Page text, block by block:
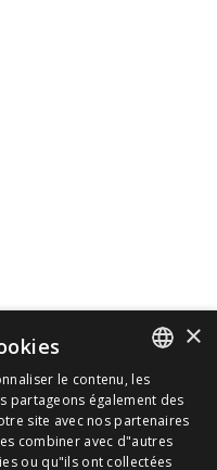
SPANISH
CAT
×
le contenu, les
partageons également des
site avec nos partenaires
combiner avec d"autres
ou qu"ils ont collectées